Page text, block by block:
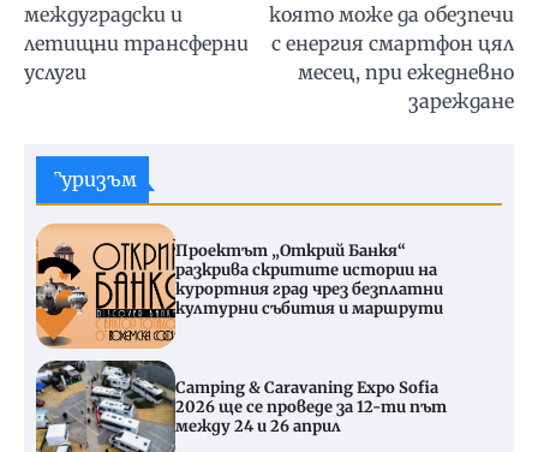
междуградски и
летищни трансферни
услуги
която може да обезпечи
с енергия смартфон цял
месец, при ежедневно
зареждане
Туризъм
Проектът „Открий Банкя“
разкрива скритите истории на
курортния град чрез безплатни
културни събития и маршрути
Camping & Caravaning Expo Sofia
2026 ще се проведе за 12-ти път
между 24 и 26 април